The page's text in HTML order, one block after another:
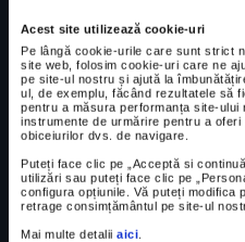
Acest site utilizează cookie-uri
Pe lângă cookie-urile care sunt strict
site web, folosim cookie-uri care ne
pe site-ul nostru și ajută la
ul, de exemplu, făcând rezultatele să
pentru a măsura performanța site-
instrumente de urmărire pentru a
obiceiurilor dvs. de navigare.
Puteți face clic pe „Acceptă si
utilizări sau puteți face clic pe
configura opțiunile. Vă puteți modifica
retrage consimțământul pe site-ul
Mai multe detalii aici.
CELE MAI